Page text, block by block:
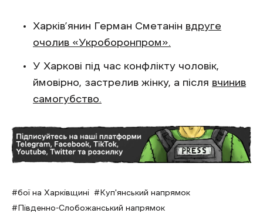
Харків’янин Герман Сметанін вдруге
очолив «Укроборонпром».
У Харкові під час конфлікту чоловік,
ймовірно, застрелив жінку, а після вчинив
самогубство.
бої на Харківщині
Куп'янський напрямок
Південно-Слобожанський напрямок